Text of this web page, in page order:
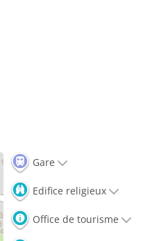
Gare
Edifice religieux
Office de tourisme